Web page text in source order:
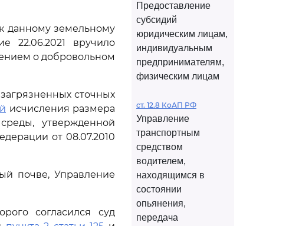
данному земельному
22.06.2021 вручило
о добровольном
сточных
исчисления размера
утвержденной
от 08.07.2010
почве, Управление
согласился суд
Предоставление
субсидий
юридическим лицам,
индивидуальным
предпринимателям,
физическим лицам
ст. 12.8 КоАП РФ
Управление
транспортным
средством
водителем,
находящимся в
состоянии
опьянения,
передача